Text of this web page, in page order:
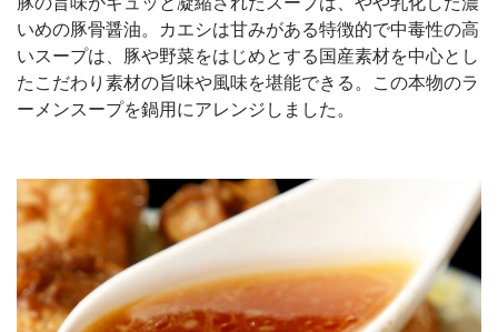
いめの豚骨醤油。カエシは甘みがある特徴的で中毒性の高
いスープは、豚や野菜をはじめとする国産素材を中心とし
たこだわり素材の旨味や風味を堪能できる。この本物のラ
ーメンスープを鍋用にアレンジしました。